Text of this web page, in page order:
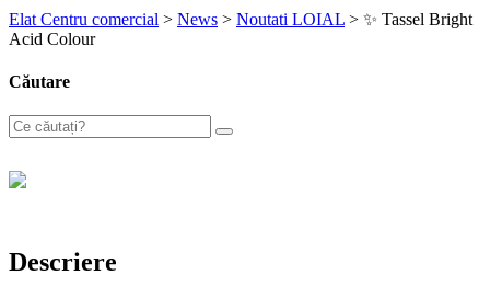
Elat Centru comercial > News > Noutati LOIAL > ✨ Tassel Bright
Acid Colour
Căutare
Descriere